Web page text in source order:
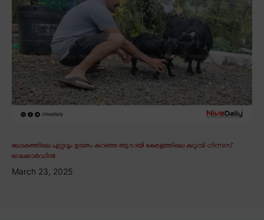
ലോകത്തിലെ ഏറ്റവും ഉയരം കുറഞ്ഞ ആടായി കേരളത്തിലെ കറുമ്പി ഗിന്നസ്
റെക്കോർഡിൽ
March 23, 2025